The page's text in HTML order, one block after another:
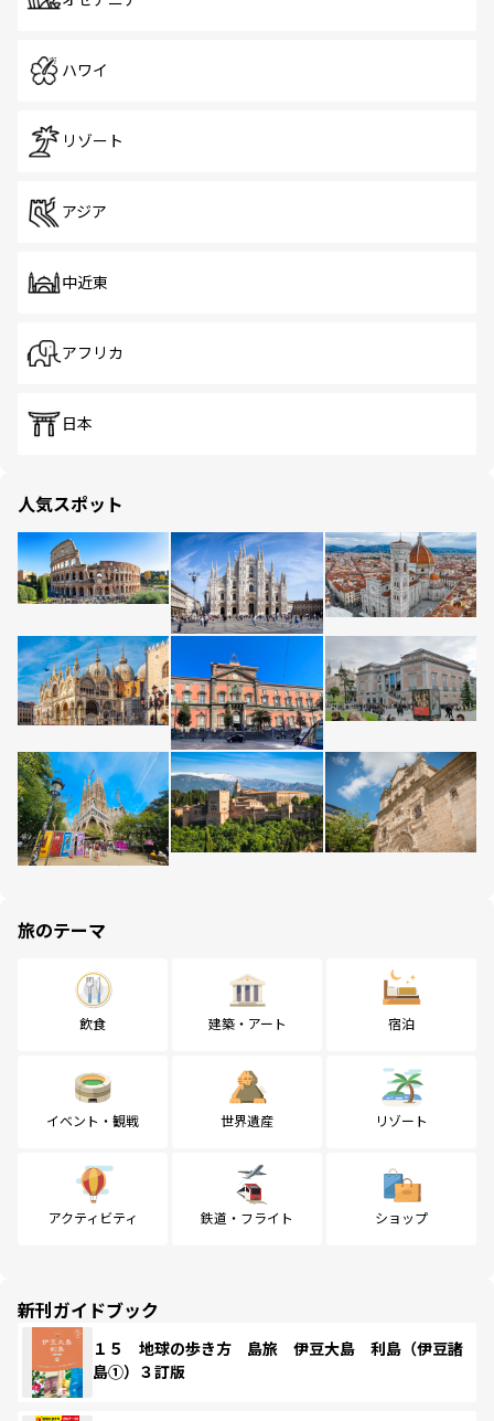
ハワイ
リゾート
アジア
中近東
アフリカ
日本
人気スポット
旅のテーマ
飲食 建築・アート 宿泊
イベント・観戦 世界遺産 リゾート
アクティビティ 鉄道・フライト ショップ
新刊ガイドブック
１５ 地球の歩き方 島旅 伊豆大島 利島（伊豆諸
島①）３訂版